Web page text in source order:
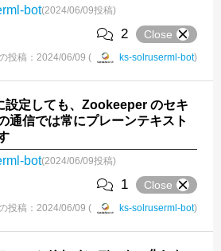
bot(2024/06/09投稿)
2 Close
投稿：2024/06/09 ( ks-solruserml-bot)
設定しても、Zookeeper のセキ
通信では常にプレーンテキスト
bot(2024/06/09投稿)
1 Close
投稿：2024/06/09 ( ks-solruserml-bot)